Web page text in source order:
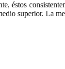
superior. La